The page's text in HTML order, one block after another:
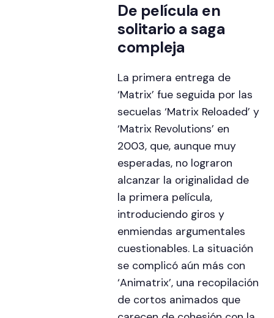
De película en
solitario a saga
compleja
La primera entrega de
‘Matrix’ fue seguida por las
secuelas ‘Matrix Reloaded’ y
‘Matrix Revolutions’ en
2003, que, aunque muy
esperadas, no lograron
alcanzar la originalidad de
la primera película,
introduciendo giros y
enmiendas argumentales
cuestionables. La situación
se complicó aún más con
‘Animatrix’, una recopilación
de cortos animados que